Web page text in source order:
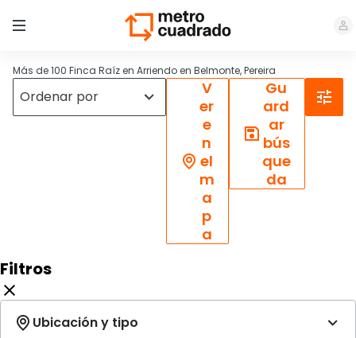
Más de 100 Finca Raíz en Arriendo en Belmonte, Pereira
V
er
e
n
el
m
a
p
a
Gu
ard
ar
bús
que
da
Filtros